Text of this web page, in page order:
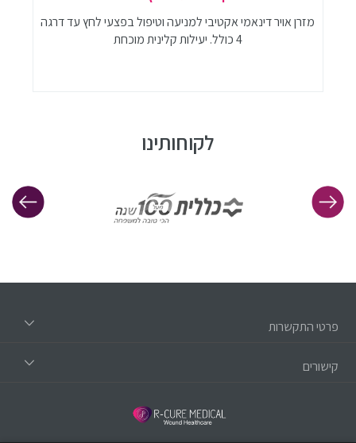
מזרן אויר דינאמי אקטיבי למניעה וטיפול בפצעי לחץ עד דרגה
4 כולל. יעילות קלינית מוכחת
לקוחותינו
פרטי התקשרות
קישורים